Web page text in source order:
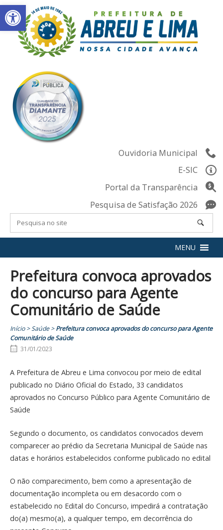
Abrir a barra de ferramentas
Skip
to
content
Ouvidoria Municipal
E-SIC
Portal da Transparência
Pesquisa de Satisfação 2026
MENU
Prefeitura convoca aprovados
do concurso para Agente
Comunitário de Saúde
Início>Saúde>Prefeitura convoca aprovados do concurso para Agente
Comunitário de Saúde
31/01/2023
A Prefeitura de Abreu e Lima convocou por meio de edital
publicado no Diário Oficial do Estado, 33 candidatos
aprovados no Concurso Público para Agente Comunitário de
Saúde
Segundo o documento, os candidatos convocados devem
comparecer ao prédio da Secretaria Municipal de Saúde nas
datas e horários estabelecidos conforme publicado no edital
O não comparecimento, bem como a apresentação de
documentação incompleta ou em desacordo com o
estabelecido no Edital do Concurso, impedirá a contratação
do(a) mesmo(a), a qualquer tempo, em decorrência do